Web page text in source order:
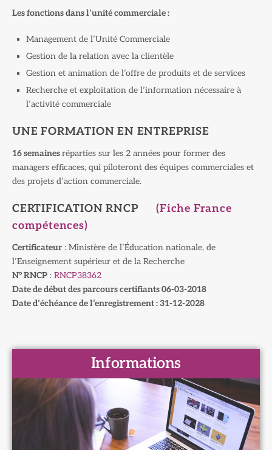
Les fonctions dans l’unité commerciale :
Management de l’Unité Commerciale
Gestion de la relation avec la clientèle
Gestion et animation de l’offre de produits et de services
Recherche et exploitation de l’information nécessaire à
l’activité commerciale
UNE FORMATION EN ENTREPRISE
16 semainesréparties sur les 2 années pour former des
managers efficaces, qui piloteront des équipes commerciales et
des projets d’action commerciale.
CERTIFICATION RNCP(Fiche France
compétences)
Certificateur : Ministère de l’Éducation nationale, de
l’Enseignement supérieur et de la Recherche
N° RNCP : RNCP38362
Date de début des parcours certifiants 06-03-2018
Date d’échéance de l’enregistrement : 31-12-2028
Informations